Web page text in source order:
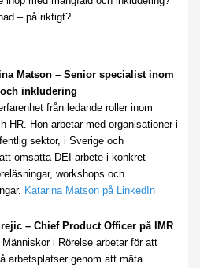
– på riktigt?
Matson – Senior specialist inom
inkludering
från ledande roller inom
HR. Hon arbetar med organisationer i
sektor, i Sverige och
omsätta DEI-arbete i konkret
workshops och
Katarina Matson på LinkedIn
– Chief Product Officer på IMR
i Rörelse arbetar för att
arbetsplatser genom att mäta